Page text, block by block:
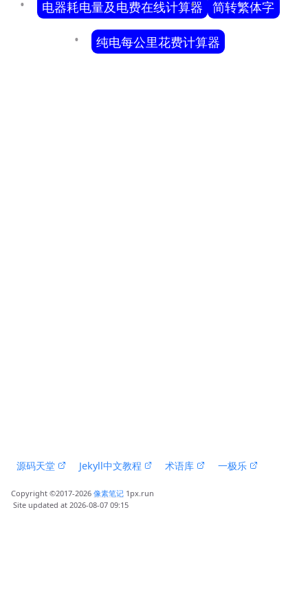
电器耗电量及电费在线计算器 简转繁体字
纯电每公里花费计算器
源码天堂 Jekyll中文教程 术语库 一极乐
Copyright ©2017-2026 像素笔记 1px.run
Site updated at 2026-08-07 09:15